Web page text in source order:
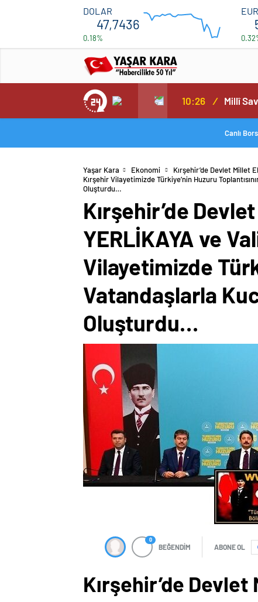
DOLAR
47,7436
0.18%
12:00 16:00
10:26 /
Canlı
Yaşar Kara Ekonomi
Kırşehir’de Devlet Millet
Kırşehir Vilayetimizde Türkiye’nin Huzuru
Oluşturdu…
Kırşehir’de
YERLİKAYA ve
Vilayetimizde
Vatandaşlarla
Oluşturdu…
0
BEĞENDİM ABONE OL
Kırşehir’de